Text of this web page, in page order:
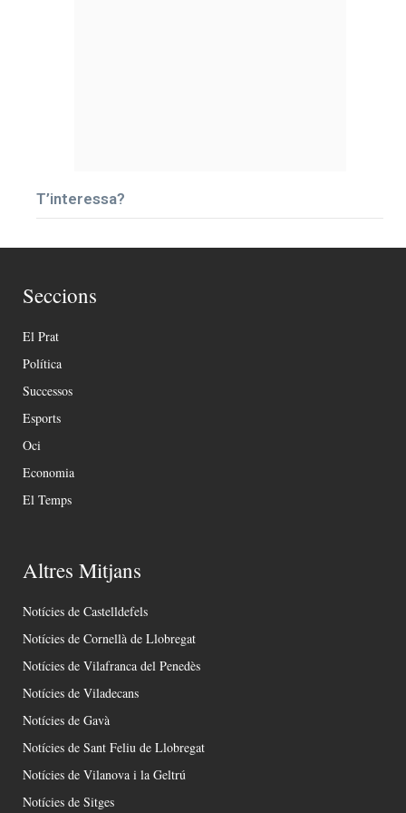
T’interessa?
Seccions
El Prat
Política
Successos
Esports
Oci
Economia
El Temps
Altres Mitjans
Notícies de Castelldefels
Notícies de Cornellà de Llobregat
Notícies de Vilafranca del Penedès
Notícies de Viladecans
Notícies de Gavà
Notícies de Sant Feliu de Llobregat
Notícies de Vilanova i la Geltrú
Notícies de Sitges